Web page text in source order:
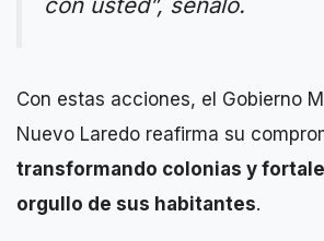
Con estas acciones, el Gobierno
Nuevo Laredo reafirma su
transformando colonias y
orgullo de sus habitantes.